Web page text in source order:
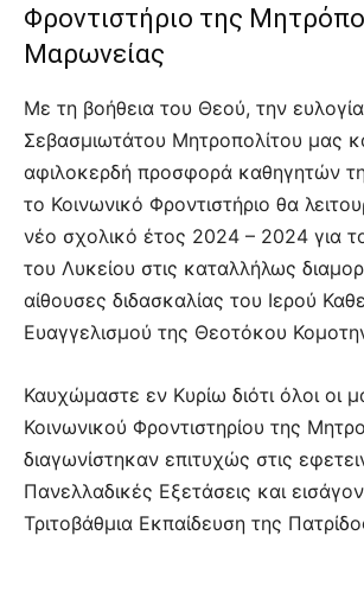
Φροντιστήριο της
Μαρωνείας
Με τη βοήθεια του Θεού, την
Σεβασμιωτάτου Μητροπολίτου μας
αφιλοκερδή προσφορά καθηγητών
το Κοινωνικό Φροντιστήριο θα
νέο σχολικό έτος 2024 – 2024 για
του Λυκείου στις καταλλήλως
αίθουσες διδασκαλίας του Ιερού
Ευαγγελισμού της Θεοτόκου
Καυχώμαστε εν Κυρίω διότι όλοι οι
Κοινωνικού Φροντιστηρίου της
διαγωνίστηκαν επιτυχώς στις
Πανελλαδικές Εξετάσεις και
Τριτοβάθμια Εκπαίδευση της